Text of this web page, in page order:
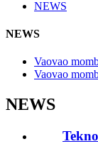
NEWS
NEWS
Vaovao
Vaovao
NEWS